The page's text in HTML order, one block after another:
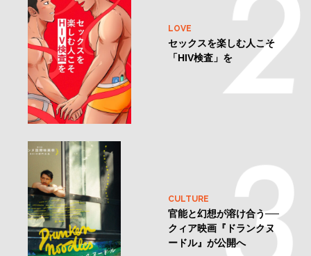
LOVE
セックスを楽しむ人こそ
「HIV検査」を
CULTURE
官能と幻想が溶け合う──
クィア映画『ドランクヌ
ードル』が公開へ